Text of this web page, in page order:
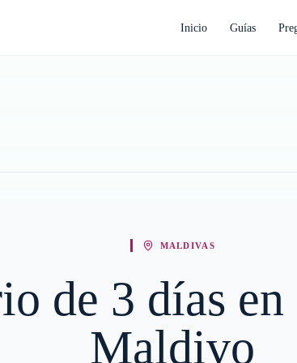
Inicio Guías
MALDIVAS
de 3 días en
Maldivo